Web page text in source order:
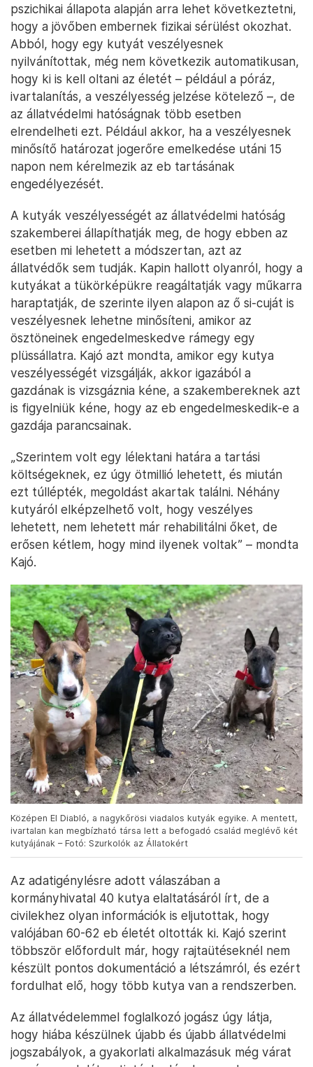
pszichikai állapota alapján arra lehet következtetni,
hogy a jövőben embernek fizikai sérülést okozhat.
Abból, hogy egy kutyát veszélyesnek
nyilvánítottak, még nem következik automatikusan,
hogy ki is kell oltani az életét – például a póráz,
ivartalanítás, a veszélyesség jelzése kötelező –, de
az állatvédelmi hatóságnak több esetben
elrendelheti ezt. Például akkor, ha a veszélyesnek
minősítő határozat jogerőre emelkedése utáni 15
napon nem kérelmezik az eb tartásának
engedélyezését.
A kutyák veszélyességét az állatvédelmi hatóság
szakemberei állapíthatják meg, de hogy ebben az
esetben mi lehetett a módszertan, azt az
állatvédők sem tudják. Kapin hallott olyanról, hogy a
kutyákat a tükörképükre reagáltatják vagy műkarra
haraptatják, de szerinte ilyen alapon az ő si-cuját is
veszélyesnek lehetne minősíteni, amikor az
ösztöneinek engedelmeskedve rámegy egy
plüssállatra. Kajó azt mondta, amikor egy kutya
veszélyességét vizsgálják, akkor igazából a
gazdának is vizsgáznia kéne, a szakembereknek azt
is figyelniük kéne, hogy az eb engedelmeskedik-e a
gazdája parancsainak.
„Szerintem volt egy lélektani határa a tartási
költségeknek, ez úgy ötmillió lehetett, és miután
ezt túllépték, megoldást akartak találni. Néhány
kutyáról elképzelhető volt, hogy veszélyes
lehetett, nem lehetett már rehabilitálni őket, de
erősen kétlem, hogy mind ilyenek voltak” – mondta
Kajó.
Középen El Diabló, a nagykőrösi viadalos kutyák egyike. A mentett,
ivartalan kan megbízható társa lett a befogadó család meglévő két
kutyájának – Fotó: Szurkolók az Állatokért
Az adatigénylésre adott válaszában a
kormányhivatal 40 kutya elaltatásáról írt, de a
civilekhez olyan információk is eljutottak, hogy
valójában 60-62 eb életét oltották ki. Kajó szerint
többször előfordult már, hogy rajtaütéseknél nem
készült pontos dokumentáció a létszámról, és ezért
fordulhat elő, hogy több kutya van a rendszerben.
Az állatvédelemmel foglalkozó jogász úgy látja,
hogy hiába készülnek újabb és újabb állatvédelmi
jogszabályok, a gyakorlati alkalmazásuk még várat